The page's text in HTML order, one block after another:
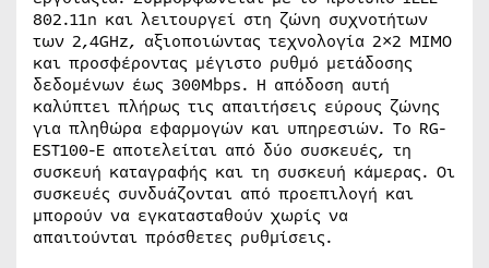
802.11n και λειτουργεί στη ζώνη συχνοτήτων
των 2,4GHz, αξιοποιώντας τεχνολογία 2×2 MIMO
και προσφέροντας μέγιστο ρυθμό μετάδοσης
δεδομένων έως 300Mbps. Η απόδοση αυτή
καλύπτει πλήρως τις απαιτήσεις εύρους ζώνης
για πληθώρα εφαρμογών και υπηρεσιών. To RG-
EST100-E αποτελείται από δύο συσκευές, τη
συσκευή καταγραφής και τη συσκευή κάμερας. Οι
συσκευές συνδυάζονται από προεπιλογή και
μπορούν να εγκατασταθούν χωρίς να
απαιτούνται πρόσθετες ρυθμίσεις.